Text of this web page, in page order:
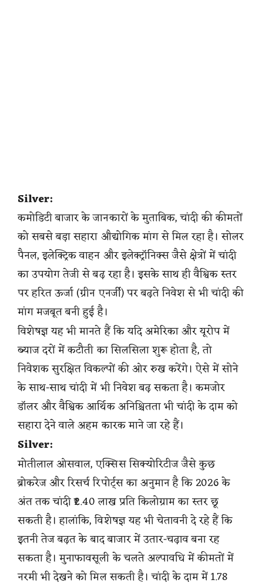
Silver:
कमोडिटी बाजार के जानकारों के मुताबिक, चांदी की कीमतों
को सबसे बड़ा सहारा औद्योगिक मांग से मिल रहा है। सोलर
पैनल, इलेक्ट्रिक वाहन और इलेक्ट्रॉनिक्स जैसे क्षेत्रों में चांदी
का उपयोग तेजी से बढ़ रहा है। इसके साथ ही वैश्विक स्तर
पर हरित ऊर्जा (ग्रीन एनर्जी) पर बढ़ते निवेश से भी चांदी की
मांग मजबूत बनी हुई है।
विशेषज्ञ यह भी मानते हैं कि यदि अमेरिका और यूरोप में
ब्याज दरों में कटौती का सिलसिला शुरू होता है, तो
निवेशक सुरक्षित विकल्पों की ओर रुख करेंगे। ऐसे में सोने
के साथ-साथ चांदी में भी निवेश बढ़ सकता है। कमजोर
डॉलर और वैश्विक आर्थिक अनिश्चितता भी चांदी के दाम को
सहारा देने वाले अहम कारक माने जा रहे हैं।
Silver:
मोतीलाल ओसवाल, एक्सिस सिक्योरिटीज जैसे कुछ
ब्रोकरेज और रिसर्च रिपोर्ट्स का अनुमान है कि 2026 के
अंत तक चांदी ₹2.40 लाख प्रति किलोग्राम का स्तर छू
सकती है। हालांकि, विशेषज्ञ यह भी चेतावनी दे रहे हैं कि
इतनी तेज बढ़त के बाद बाजार में उतार-चढ़ाव बना रह
सकता है। मुनाफावसूली के चलते अल्पावधि में कीमतों में
नरमी भी देखने को मिल सकती है। चांदी के दाम में 1.78